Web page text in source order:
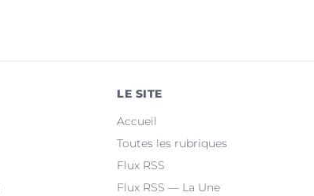
LE SITE
Accueil
Toutes les rubriques
Flux RSS
Flux RSS — La Une